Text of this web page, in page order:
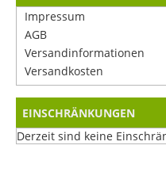
Impressum
AGB
Versandinformationen
Versandkosten
EINSCHRÄNKUNGEN
Derzeit sind keine